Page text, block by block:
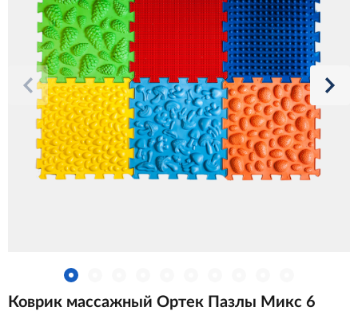
Коврик массажный Ортек Пазлы Микс 6